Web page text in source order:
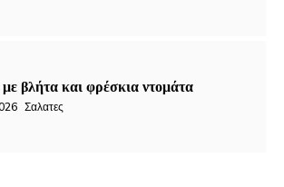
βλήτα και φρέσκια ντομάτα
Σαλατες